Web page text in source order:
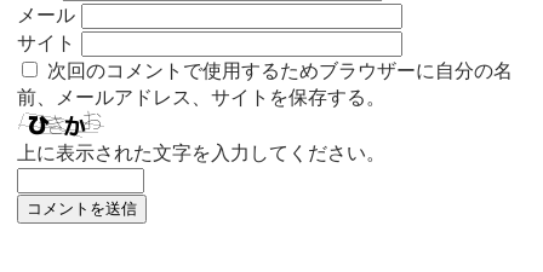
メール
サイト
次回のコメントで使用するためブラウザーに自分の名
前、メールアドレス、サイトを保存する。
上に表示された文字を入力してください。